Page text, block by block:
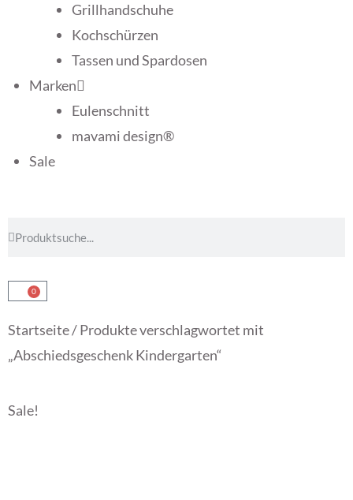
Grillhandschuhe
Kochschürzen
Tassen und Spardosen
Marken
Eulenschnitt
mavami design®
Sale
0
Startseite/ Produkte verschlagwortet mit
„Abschiedsgeschenk Kindergarten“
Sale!